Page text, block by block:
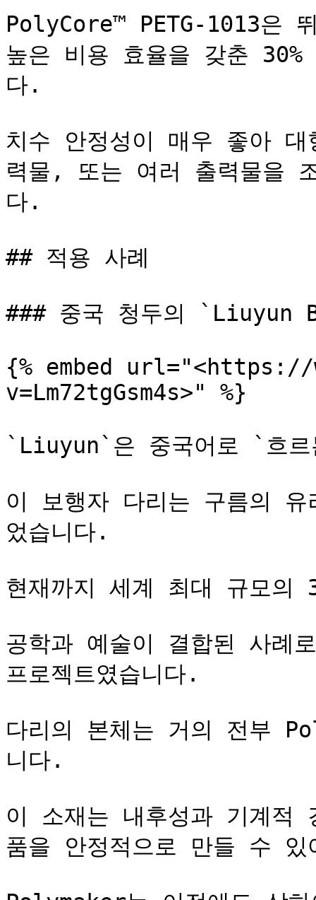
PolyCore™ PETG-1013은
높은 비용 효율을 갖춘 30%
다.
치수 안정성이 매우 좋아
력물, 또는 여러 출력물을
다.
## 적용 사례
### 중국 청두의 `Liuyun
{% embed url="<https://
v=Lm72tgGsm4s>" %}
`Liuyun`은 중국어로 `흐
이 보행자 다리는 구름의
었습니다.
현재까지 세계 최대 규모의
공학과 예술이 결합된 사례
프로젝트였습니다.
다리의 본체는 거의 전부
니다.
이 소재는 내후성과 기계적
품을 안정적으로 만들 수 있